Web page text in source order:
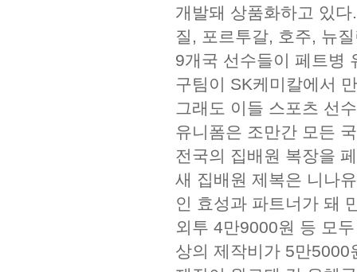
개발돼 상품화하고 있
질, 포르투갈, 호주, 뉴
9개국 선수들이 페트병
구팀이 SK케미칼에서
그래도 이들 스포츠 선
유니폼은 조만간 모든
전국의 집배원 복장을
새 집배원 제복은 니나
인 효성과 파트너가 돼
외투 4만9000원 등 모
상의 제작비가 5만5000